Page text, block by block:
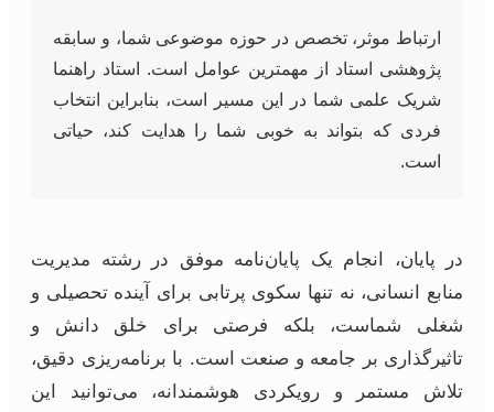
ارتباط موثر، تخصص در حوزه موضوعی شما، و سابقه
پژوهشی استاد از مهمترین عوامل است. استاد راهنما
شریک علمی شما در این مسیر است، بنابراین انتخاب
فردی که بتواند به خوبی شما را هدایت کند، حیاتی
است.
در پایان، انجام یک پایان‌نامه موفق در رشته مدیریت
منابع انسانی، نه تنها سکوی پرتابی برای آینده تحصیلی و
شغلی شماست، بلکه فرصتی برای خلق دانش و
تاثیرگذاری بر جامعه و صنعت است. با برنامه‌ریزی دقیق،
تلاش مستمر و رویکردی هوشمندانه، می‌توانید این